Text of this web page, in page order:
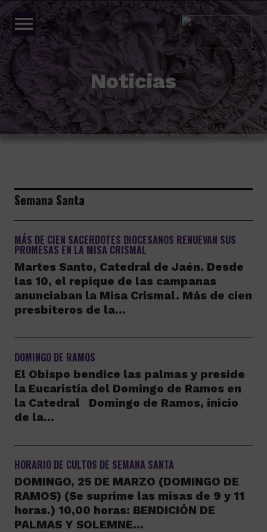
menu
Noticias
Semana Santa
MÁS DE CIEN SACERDOTES DIOCESANOS RENUEVAN SUS
PROMESAS EN LA MISA CRISMAL
Martes Santo, Catedral de Jaén. Desde
las 10, el repique de las campanas
anunciaban la Misa Crismal. Más de cien
presbíteros de la…
DOMINGO DE RAMOS
El Obispo bendice las palmas y preside
la Eucaristía del Domingo de Ramos en
la Catedral Domingo de Ramos, inicio
de la…
HORARIO DE CULTOS DE SEMANA SANTA
DOMINGO, 25 DE MARZO (DOMINGO DE
RAMOS) (Se suprime las misas de 9 y 11
horas.) 10,00 horas: BENDICIÓN DE
PALMAS Y SOLEMNE…